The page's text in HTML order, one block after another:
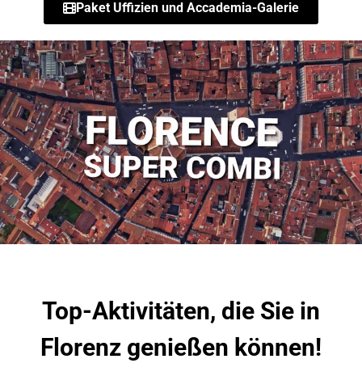
Paket Uffizien und Accademia-Galerie
Top-Aktivitäten, die Sie in
Florenz genießen können!